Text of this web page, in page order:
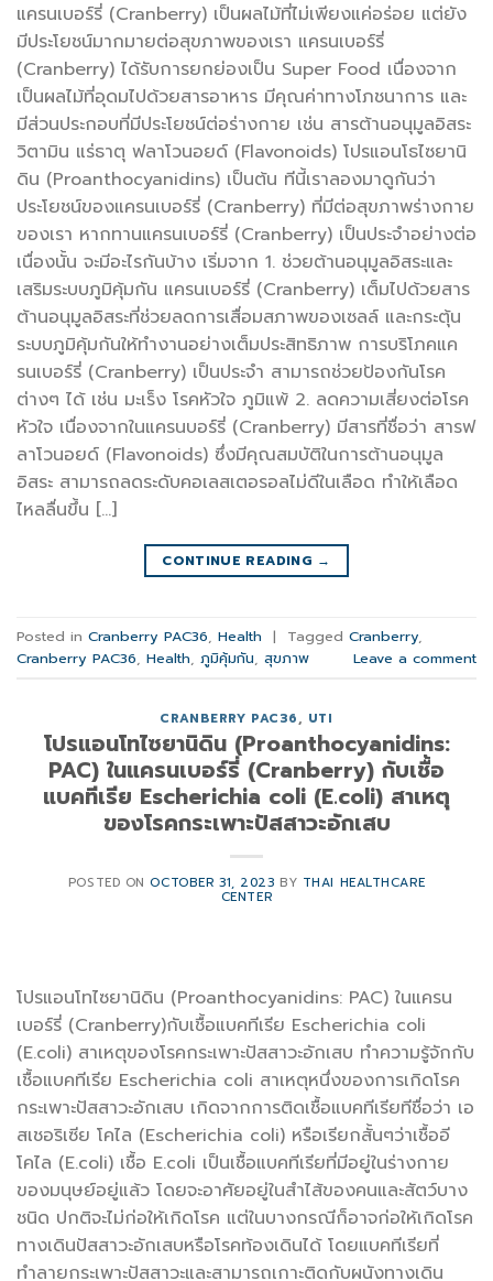
แครนเบอร์รี่ (Cranberry) เป็นผลไม้ที่ไม่เพียงแค่อร่อย แต่ยัง
มีประโยชน์มากมายต่อสุขภาพของเรา แครนเบอร์รี่
(Cranberry) ได้รับการยกย่องเป็น Super Food เนื่องจาก
เป็นผลไม้ที่อุดมไปด้วยสารอาหาร มีคุณค่าทางโภชนาการ และ
มีส่วนประกอบที่มีประโยชน์ต่อร่างกาย เช่น สารต้านอนุมูลอิสระ
วิตามิน แร่ธาตุ ฟลาโวนอยด์ (Flavonoids) โปรแอนโธไซยานิ
ดิน (Proanthocyanidins) เป็นต้น ทีนี้เราลองมาดูกันว่า
ประโยชน์ของแครนเบอร์รี่ (Cranberry) ที่มีต่อสุขภาพร่างกาย
ของเรา หากทานแครนเบอร์รี่ (Cranberry) เป็นประจำอย่างต่อ
เนื่องนั้น จะมีอะไรกันบ้าง เริ่มจาก 1. ช่วยต้านอนุมูลอิสระและ
เสริมระบบภูมิคุ้มกัน แครนเบอร์รี่ (Cranberry) เต็มไปด้วยสาร
ต้านอนุมูลอิสระที่ช่วยลดการเสื่อมสภาพของเซลล์ และกระตุ้น
ระบบภูมิคุ้มกันให้ทำงานอย่างเต็มประสิทธิภาพ การบริโภคแค
รนเบอร์รี่ (Cranberry) เป็นประจำ สามารถช่วยป้องกันโรค
ต่างๆ ได้ เช่น มะเร็ง โรคหัวใจ ภูมิแพ้ 2. ลดความเสี่ยงต่อโรค
หัวใจ เนื่องจากในแครนบอร์รี่ (Cranberry) มีสารที่ชื่อว่า สารฟ
ลาโวนอยด์ (Flavonoids) ซึ่งมีคุณสมบัติในการต้านอนุมูล
อิสระ สามารถลดระดับคอเลสเตอรอลไม่ดีในเลือด ทำให้เลือด
ไหลลื่นขึ้น […]
CONTINUE READING →
Posted in Cranberry PAC36 Health | Tagged Cranberry
Cranberry PAC36 Health ภูมิคุ้มกัน สุขภาพ Leave a comment
CRANBERRY PAC36, UTI
โปรแอนโทไซยานิดิน (Proanthocyanidins:
PAC) ในแครนเบอร์รี่ (Cranberry) กับเชื้อ
แบคทีเรีย Escherichia coli (E.coli) สาเหตุ
ของโรคกระเพาะปัสสาวะอักเสบ
POSTED ONOCTOBER 31, 2023 BY THAI HEALTHCARE
CENTER
โปรแอนโทไซยานิดิน (Proanthocyanidins: PAC) ในแครน
เบอร์รี่ (Cranberry)กับเชื้อแบคทีเรีย Escherichia coli
(E.coli) สาเหตุของโรคกระเพาะปัสสาวะอักเสบ ทำความรู้จักกับ
เชื้อแบคทีเรีย Escherichia coli สาเหตุหนึ่งของการเกิดโรค
กระเพาะปัสสาวะอักเสบ เกิดจากการติดเชื้อแบคทีเรียทีชื่อว่า เอ
สเชอริเซีย โคไล (Escherichia coli) หรือเรียกสั้นๆว่าเชื้ออี
โคไล (E.coli) เชื้อ E.coli เป็นเชื้อแบคทีเรียที่มีอยู่ในร่างกาย
ของมนุษย์อยู่แล้ว โดยจะอาศัยอยู่ในสำไส้ของคนและสัตว์บาง
ชนิด ปกติจะไม่ก่อให้เกิดโรค แต่ในบางกรณีก็อาจก่อให้เกิดโรค
ทางเดินปัสสาวะอักเสบหรือโรคท้องเดินได้ โดยแบคทีเรียที่
ทำลายกระเพาะปัสสาวะและสามารถเกาะติดกับผนังทางเดิน